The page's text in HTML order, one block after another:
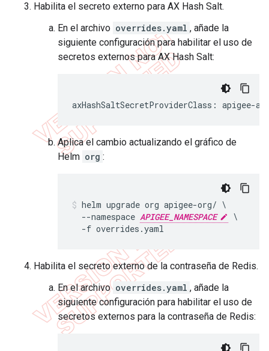
Habilita el secreto externo para AX Hash Salt.
En el archivo overrides.yaml , añade la
siguiente configuración para habilitar el uso de
secretos externos para AX Hash Salt:
axHashSaltSecretProviderClass: apigee-
Aplica el cambio actualizando el gráfico de
Helm org :
helm upgrade org apigee-org/ \
  --namespace
APIGEE_NAMESPACE
\
  -f overrides.yaml
Habilita el secreto externo de la contraseña de Redis.
En el archivo overrides.yaml , añade la
siguiente configuración para habilitar el uso de
secretos externos para la contraseña de Redis: